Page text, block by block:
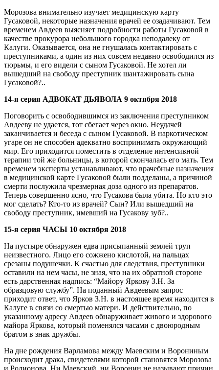
Морозова внимательно изучает медицинскую карту
Гусаковой, некоторые назначения врачей ее озадачивают. Тем
временем Авдеев выясняет подробности работы Гусаковой в
качестве прокурора небольшого городка неподалеку от
Калуги. Оказывается, она не гнушалась контактировать с
преступниками, а один из них совсем недавно освободился из
тюрьмы, и его видели с сыном Гусаковой. Не хотел ли
вышедший на свободу преступник шантажировать сына
Гусаковой?..
14-я серия АДВОКАТ ДЬЯВОЛА 9 октября 2018
Поговорить с освободившимся из заключения преступником
Авдееву не удается, тот сбегает через окно. Неудачей
заканчивается и беседа с сыном Гусаковой. В наркотическом
угаре он не способен адекватно воспринимать окружающий
мир. Его приходится поместить в отделение интенсивной
терапии той же больницы, в которой скончалась его мать. Тем
временем эксперты устанавливают, что врачебные назначения
в медицинской карте Гусаковой были подделаны, а причиной
смерти послужила чрезмерная доза одного из препаратов.
Теперь совершенно ясно, что Гусакова была убита. Но кто это
мог сделать? Кто-то из врачей? Сын? Или вышедший на
свободу преступник, имевший на Гусакову зуб?..
15-я серия ЧАСЫ 10 октября 2018
На пустыре обнаружен едва присыпанный землей труп
неизвестного. Лицо его сожжено кислотой, на пальцах
срезаны подушечки. К счастью для следствия, преступники
оставили на нем часы, не зная, что на их обратной стороне
есть дарственная надпись: “Майору Яркову З.Н. За
образцовую службу”. На поданный Авдеевым запрос
приходит ответ, что Ярков З.Н. в настоящее время находится в
Калуге в связи со смертью матери. И действительно, по
указанному адресу Авдеев обнаруживает живого и здорового
майора Яркова, который поменялся часами с двоюродным
братом в знак дружбы.
На дне рождения Варламова между Маевским и Ворониным
происходит драка, свидетелями которой становятся Морозова
и Родионова. Ни Маевский, ни Воронин не называют причин